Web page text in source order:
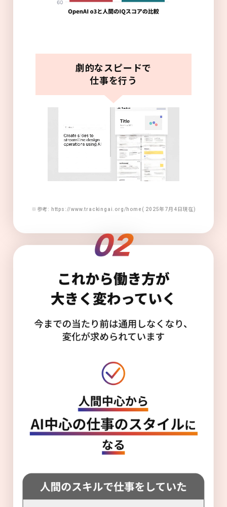
劇的なスピードで
仕事を行う
※参考: https://www.trackingai.org/home( 2025年7月4日現在)